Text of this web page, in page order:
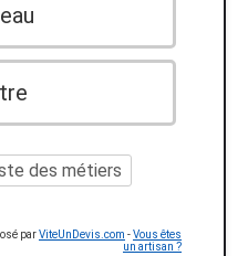
des métiers
parViteUnDevis.com -Vous êtes
un artisan ?